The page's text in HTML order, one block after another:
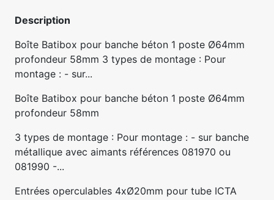
Description
Boîte Batibox pour banche béton 1 poste Ø64mm
profondeur 58mm 3 types de montage : Pour
montage : - sur...
Boîte Batibox pour banche béton 1 poste Ø64mm
profondeur 58mm
3 types de montage : Pour montage : - sur banche
métallique avec aimants références 081970 ou
081990 -...
Entrées operculables 4xØ20mm pour tube ICTA